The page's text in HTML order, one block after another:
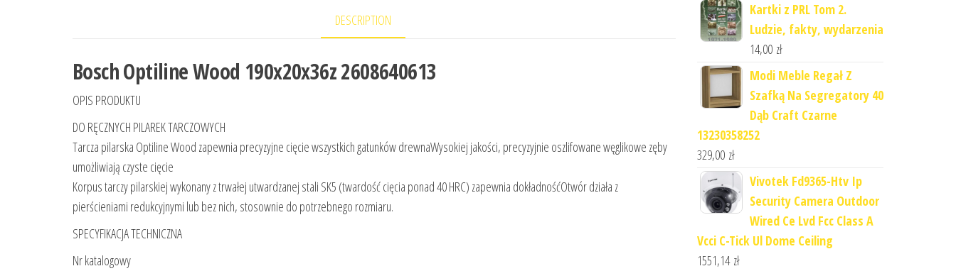
DESCRIPTION
Bosch Optiline Wood 190x20x36z 2608640613
OPIS PRODUKTU
DO RĘCZNYCH PILAREK TARCZOWYCH
Tarcza pilarska Optiline Wood zapewnia precyzyjne cięcie wszystkich gatunków drewnaWysokiej jakości, precyzyjnie oszlifowane węglikowe zęby
umożliwiają czyste cięcie
Korpus tarczy pilarskiej wykonany z trwałej utwardzanej stali SK5 (twardość cięcia ponad 40 HRC) zapewnia dokładnośćOtwór działa z
pierścieniami redukcyjnymi lub bez nich, stosownie do potrzebnego rozmiaru.
SPECYFIKACJA TECHNICZNA
Nr katalogowy
Kartki z PRL Tom 2.
Ludzie, fakty, wydarzenia
14,00 zł
Modi Meble Regał Z
Szafką Na Segregatory 40
Dąb Craft Czarne
13230358252
329,00 zł
Vivotek Fd9365-Htv Ip
Security Camera Outdoor
Wired Ce Lvd Fcc Class A
Vcci C-Tick Ul Dome Ceiling
1551,14 zł